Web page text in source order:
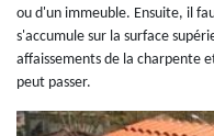
ou d'un immeuble. Ensuite, il
s'accumule sur la surface
affaissements de la charpente
peut passer.